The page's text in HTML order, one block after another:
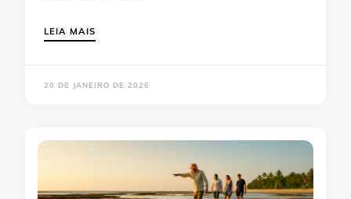
LEIA MAIS
20 DE JANEIRO DE 2026